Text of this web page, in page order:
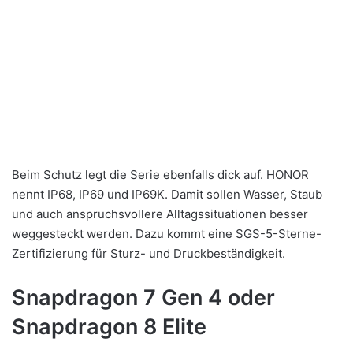
Beim Schutz legt die Serie ebenfalls dick auf. HONOR
nennt IP68, IP69 und IP69K. Damit sollen Wasser, Staub
und auch anspruchsvollere Alltagssituationen besser
weggesteckt werden. Dazu kommt eine SGS-5-Sterne-
Zertifizierung für Sturz- und Druckbeständigkeit.
Snapdragon 7 Gen 4 oder
Snapdragon 8 Elite